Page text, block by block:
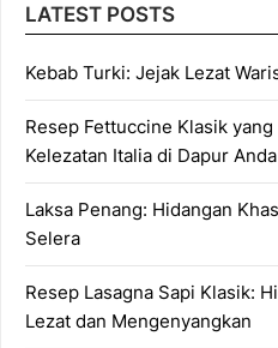
LATEST POSTS
Kebab Turki: Jejak Lezat
Resep Fettuccine Klasik
Kelezatan Italia di Dapur Anda
Laksa Penang: Hidangan
Selera
Resep Lasagna Sapi Klasik:
Lezat dan Mengenyangkan